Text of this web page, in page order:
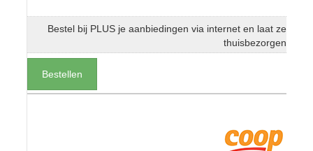
Bestel bij PLUS je aanbiedingen via internet en laat ze
thuisbezorgen
Bestellen